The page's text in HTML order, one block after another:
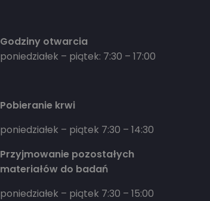
Godziny otwarcia
poniedziałek – piątek: 7:30 – 17:00
Pobieranie krwi
poniedziałek – piątek 7:30 – 14:30
Przyjmowanie pozostałych
materiałów do badań
poniedziałek – piątek 7:30 – 15:00